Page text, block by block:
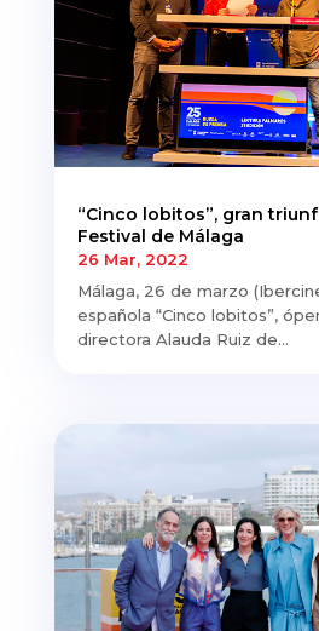
“Cinco lobitos”, gran
Festival de Málaga
26 Mar, 2022
Málaga, 26 de marzo
española “Cinco lobitos”,
directora Alauda Ruiz de...